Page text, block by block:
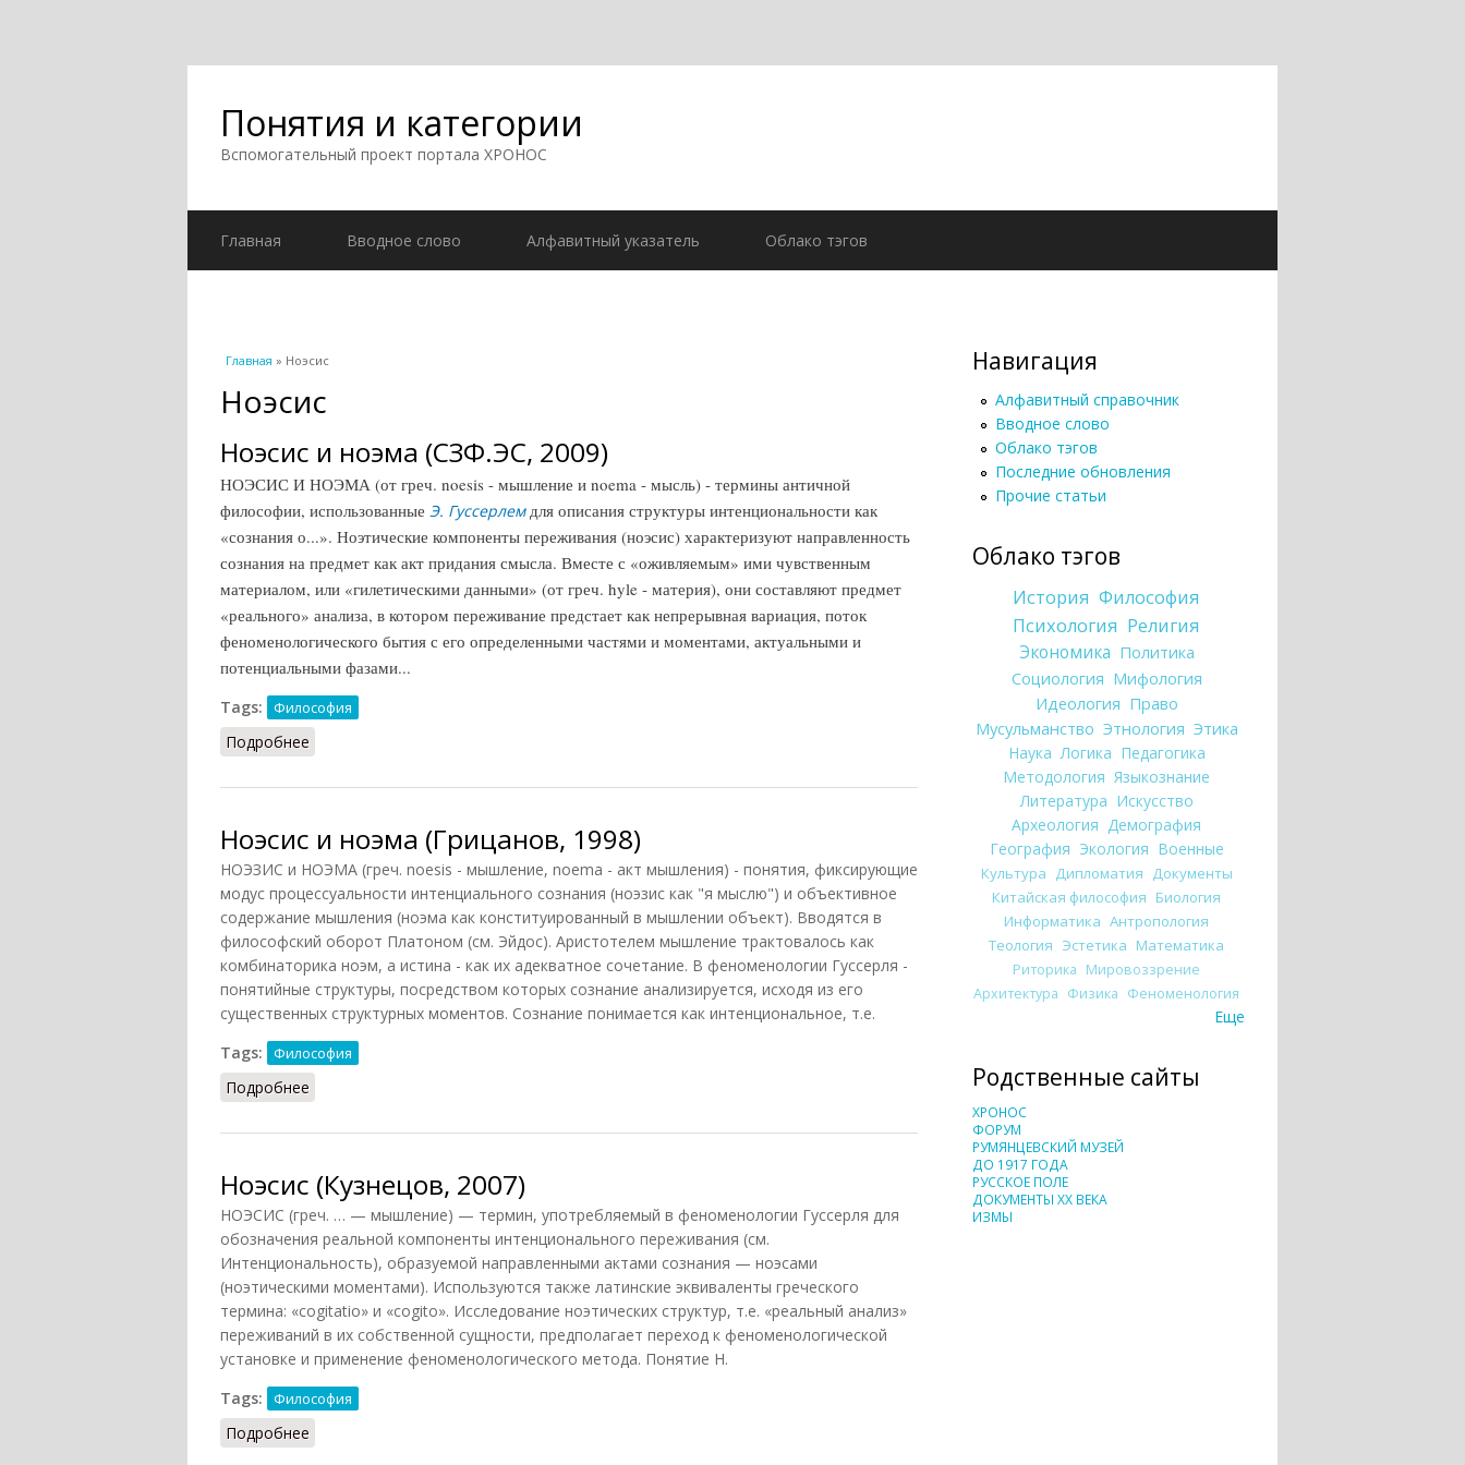
Понятия и категории
Вспомогательный проект портала ХРОНОС
Главная Вводное слово Алфавитный указатель Облако тэгов
Вы здесь
Главная » Ноэсис
Ноэсис
Ноэсис и ноэма (СЗФ.ЭС, 2009)
НОЭСИС И НОЭМА (от греч. noesis - мышление и noema - мысль) - термины античной
философии, использованные Э. Гуссерлемдля описания структуры интенциональности как
«сознания о...». Ноэтические компоненты переживания (ноэсис) характеризуют направленность
сознания на предмет как акт придания смысла. Вместе с «оживляемым» ими чувственным
материалом, или «гилетическими данными» (от греч. hyle - материя), они составляют предмет
«реального» анализа, в котором переживание предстает как непрерывная вариация, поток
феноменологического бытия с его определенными частями и моментами, актуальными и
потенциальными фазами...
Tags: Философия
Подробнее
Ноэсис и ноэма (Грицанов, 1998)
НОЭЗИС и НОЭМА (греч. noesis - мышление, noema - акт мышления) - понятия, фиксирующие
модус процессуальности интенциального сознания (ноэзис как "я мыслю") и объективное
содержание мышления (ноэма как конституированный в мышлении объект). Вводятся в
философский оборот Платоном (см. Эйдос). Аристотелем мышление трактовалось как
комбинаторика ноэм, а истина - как их адекватное сочетание. В феноменологии Гуссерля -
понятийные структуры, посредством которых сознание анализируется, исходя из его
существенных структурных моментов. Сознание понимается как интенциональное, т.е.
Tags:
Философия
Подробнее
Ноэсис (Кузнецов, 2007)
НОЭСИС (греч. … — мышление) — термин, употребляемый в феноменологии Гуссерля для
обозначения реальной компоненты интенционального переживания (см.
Интенциональность), образуемой направленными актами сознания — ноэсами
(ноэтическими моментами). Используются также латинские эквиваленты греческого
термина: «cogitatio» и «cogito». Исследование ноэтических структур, т.е. «реальный анализ»
переживаний в их собственной сущности, предполагает переход к феноменологической
установке и применение феноменологического метода. Понятие Н.
Tags:
Философия
Подробнее
Навигация
Алфавитный справочник
Вводное слово
Облако тэгов
Последние обновления
Прочие статьи
Облако тэгов
История Философия
Психология Религия
Экономика Политика
Социология Мифология
Идеология Право
Мусульманство Этнология Этика
Наука Логика Педагогика
Методология Языкознание
Литература Искусство
Археология Демография
География Экология Военные
Культура Дипломатия Документы
Китайская философия Биология
Информатика Антропология
Теология Эстетика Математика
Риторика Мировоззрение
Архитектура Физика Феноменология
Еще
Родственные сайты
ХРОНОС
ФОРУМ
РУМЯНЦЕВСКИЙ МУЗЕЙ
ДО 1917 ГОДА
РУССКОЕ ПОЛЕ
ДОКУМЕНТЫ XX ВЕКА
ИЗМЫ